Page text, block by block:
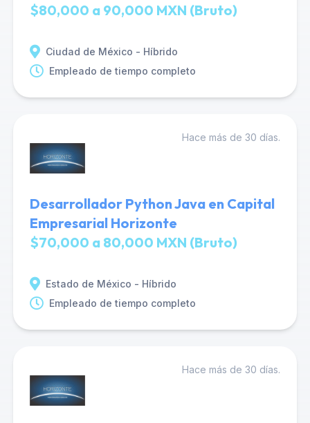
$80,000 a 90,000 MXN (Bruto)
Ciudad de México - Híbrido
Empleado de tiempo completo
Hace más de 30 días.
Desarrollador Python Java en Capital
Empresarial Horizonte
$70,000 a 80,000 MXN (Bruto)
Estado de México - Híbrido
Empleado de tiempo completo
Hace más de 30 días.